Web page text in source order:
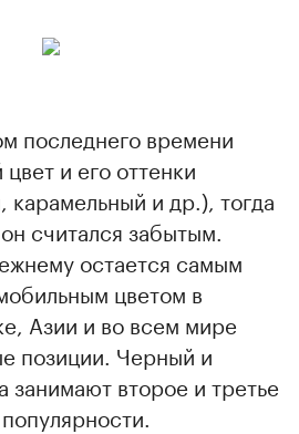
последнего времени
и его оттенки
и др.), тогда
считался забытым.
остается самым
цветом в
Азии и во всем мире
позиции. Черный и
занимают второе и третье